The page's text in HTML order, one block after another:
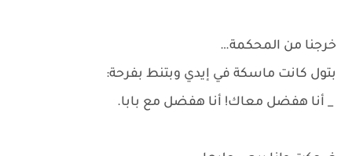
خرجنا من المحكمة…
بتول كانت ماسكة في إيدي وبتنط بفرحة:
_ أنا هفضل معاك! أنا هفضل مع بابا.